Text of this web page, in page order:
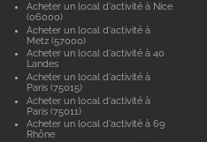
Acheter un local d'activité à Nice
(06000)
Acheter un local d'activité à
Metz (57000)
Acheter un local d'activité à 40
Landes
Acheter un local d'activité à
Paris (75015)
Acheter un local d'activité à
Paris (75011)
Acheter un local d'activité à 69
Rhône